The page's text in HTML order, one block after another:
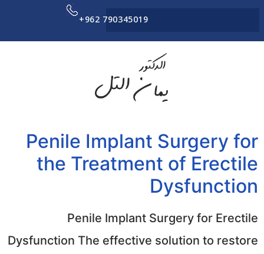
+962 790345019
Penile Implant Surgery for
the Treatment of Erectile
Dysfunction
Penile Implant Surgery for Erectile
Dysfunction The effective solution to restore